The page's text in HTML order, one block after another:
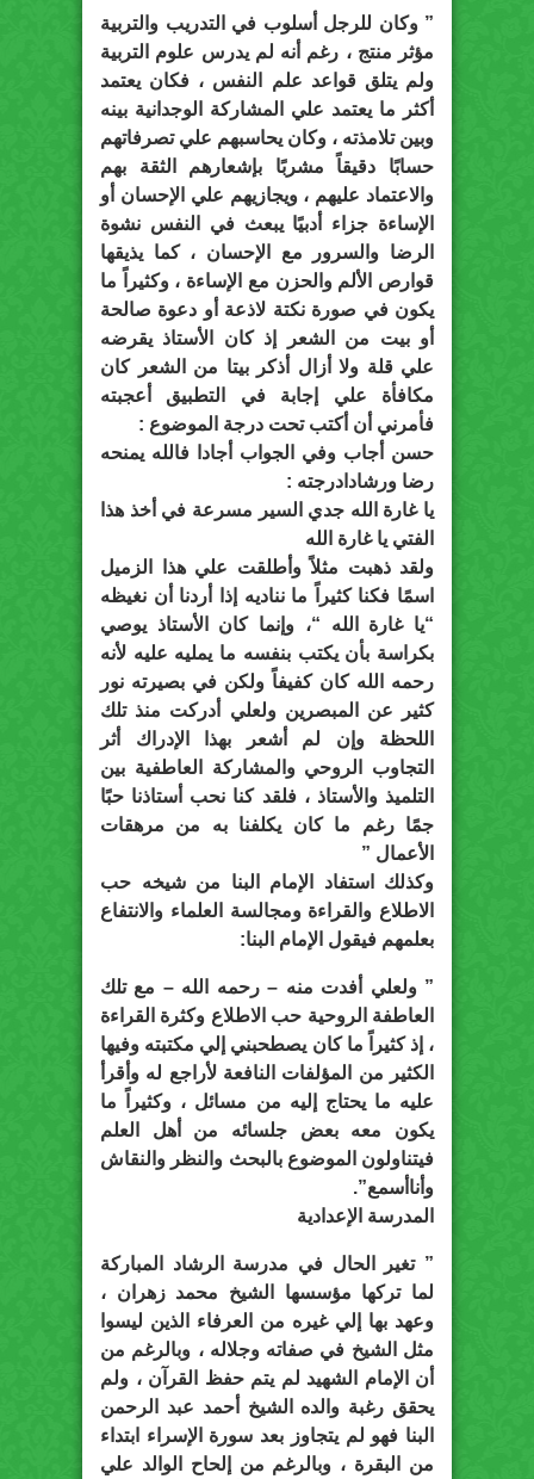
” وكان للرجل أسلوب في التدريب والتربية
مؤثر منتج ، رغم أنه لم يدرس علوم التربية
ولم يتلق قواعد علم النفس ، فكان يعتمد
أكثر ما يعتمد علي المشاركة الوجدانية بينه
وبين تلامذته ، وكان يحاسبهم علي تصرفاتهم
حسابًا دقيقاً مشربًا بإشعارهم الثقة بهم
والاعتماد عليهم ، ويجازيهم علي الإحسان أو
الإساءة جزاء أدبيًا يبعث في النفس نشوة
الرضا والسرور مع الإحسان ، كما يذيقها
قوارص الألم والحزن مع الإساءة ، وكثيراً ما
يكون في صورة نكتة لاذعة أو دعوة صالحة
أو بيت من الشعر إذ كان الأستاذ يقرضه
علي قلة ولا أزال أذكر بيتا من الشعر كان
مكافأة علي إجابة في التطبيق أعجبته
فأمرني أن أكتب تحت درجة الموضوع :
حسن أجاب وفي الجواب أجادا فالله يمنحه
رضا ورشادادرجته :
يا غارة الله جدي السير مسرعة في أخذ هذا
الفتي يا غارة الله
ولقد ذهبت مثلاً وأطلقت علي هذا الزميل
اسمًا فكنا كثيراً ما نناديه إذا أردنا أن نغيظه
“يا غارة الله “، وإنما كان الأستاذ يوصي
بكراسة بأن يكتب بنفسه ما يمليه عليه لأنه
رحمه الله كان كفيفاً ولكن في بصيرته نور
كثير عن المبصرين ولعلي أدركت منذ تلك
اللحظة وإن لم أشعر بهذا الإدراك أثر
التجاوب الروحي والمشاركة العاطفية بين
التلميذ والأستاذ ، فلقد كنا نحب أستاذنا حبًا
جمًا رغم ما كان يكلفنا به من مرهقات
الأعمال ”
وكذلك استفاد الإمام البنا من شيخه حب
الاطلاع والقراءة ومجالسة العلماء والانتفاع
بعلمهم فيقول الإمام البنا:
” ولعلي أفدت منه – رحمه الله – مع تلك
العاطفة الروحية حب الاطلاع وكثرة القراءة
، إذ كثيراً ما كان يصطحبني إلي مكتبته وفيها
الكثير من المؤلفات النافعة لأراجع له وأقرأ
عليه ما يحتاج إليه من مسائل ، وكثيراً ما
يكون معه بعض جلسائه من أهل العلم
فيتناولون الموضوع بالبحث والنظر والنقاش
وأناأسمع”.
المدرسة الإعدادية
” تغير الحال في مدرسة الرشاد المباركة
لما تركها مؤسسها الشيخ محمد زهران ،
وعهد بها إلي غيره من العرفاء الذين ليسوا
مثل الشيخ في صفاته وجلاله ، وبالرغم من
أن الإمام الشهيد لم يتم حفظ القرآن ، ولم
يحقق رغبة والده الشيخ أحمد عبد الرحمن
البنا فهو لم يتجاوز بعد سورة الإسراء ابتداء
من البقرة ، وبالرغم من إلحاح الوالد علي